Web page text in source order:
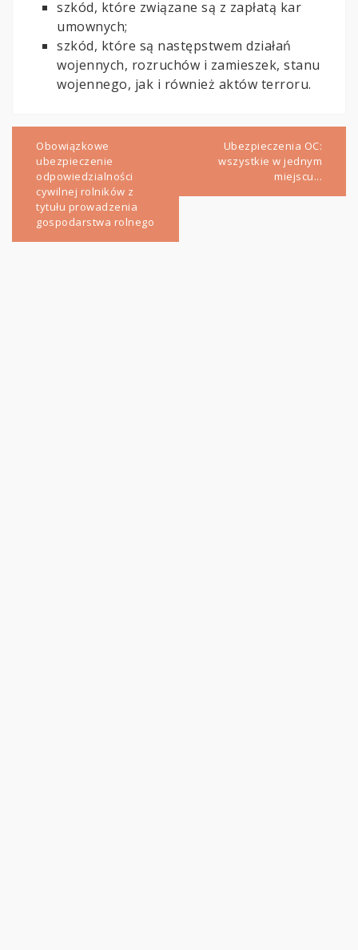
szkód, które związane są z zapłatą kar
umownych;
szkód, które są następstwem działań
wojennych, rozruchów i zamieszek, stanu
wojennego, jak i również aktów terroru.
Nawigacja
wpisuObowiązkowe
ubezpieczenie
odpowiedzialności
cywilnej rolników z
tytułu prowadzenia
gospodarstwa rolnego
Ubezpieczenia OC:
wszystkie w jednym
miejscu...